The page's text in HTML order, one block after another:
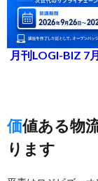
月刊LOGI-BIZ 7
価値ある物流情報の提供にまい進してまい
ります